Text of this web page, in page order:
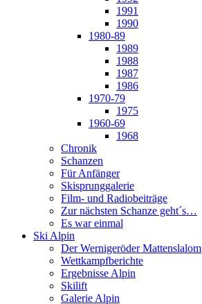
1991
1990
1980-89
1989
1988
1987
1986
1970-79
1975
1960-69
1968
Chronik
Schanzen
Für Anfänger
Skisprunggalerie
Film- und Radiobeiträge
Zur nächsten Schanze geht´s…
Es war einmal
Ski Alpin
Der Wernigeröder Mattenslalom
Wettkampfberichte
Ergebnisse Alpin
Skilift
Galerie Alpin